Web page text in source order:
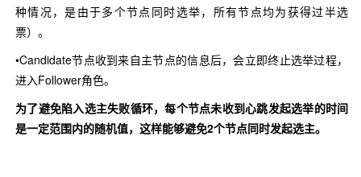
种情况，是由于多个节点同时选举，所有节点均为获得过半选
票）。
•Candidate节点收到来自主节点的信息后，会立即终止选举过程，
进入Follower角色。
为了避免陷入选主失败循环，每个节点未收到心跳发起选举的时间
是一定范围内的随机值，这样能够避免2个节点同时发起选主。